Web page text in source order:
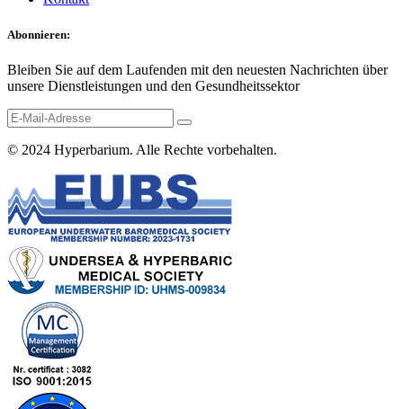
Abonnieren:
Bleiben Sie auf dem Laufenden mit den neuesten Nachrichten über
unsere Dienstleistungen und den Gesundheitssektor
© 2024 Hyperbarium. Alle Rechte vorbehalten.